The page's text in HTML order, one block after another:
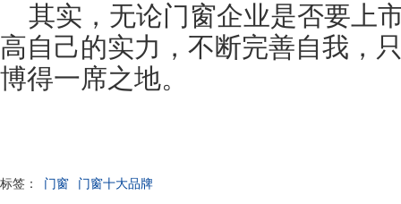
其实，无论门窗企业是否要上
高自己的实力，不断完善自我，
博得一席之地。
标签： 门窗 门窗十大品牌